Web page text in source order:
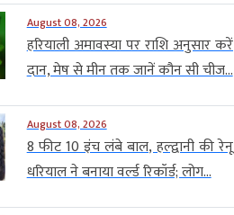
August 08, 2026
हरियाली अमावस्या पर राशि अनुसार करें
दान, मेष से मीन तक जानें कौन सी चीज...
August 08, 2026
8 फीट 10 इंच लंबे बाल, हल्द्वानी की रेनू
धरियाल ने बनाया वर्ल्ड रिकॉर्ड; लोग...